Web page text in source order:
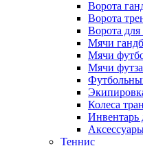
Ворота
Ворота
Ворота
Мячи
Мячи
Мячи
Колеса
Инвентарь
Теннис